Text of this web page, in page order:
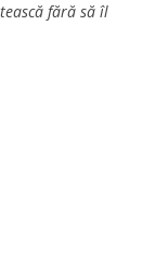
fără să îl